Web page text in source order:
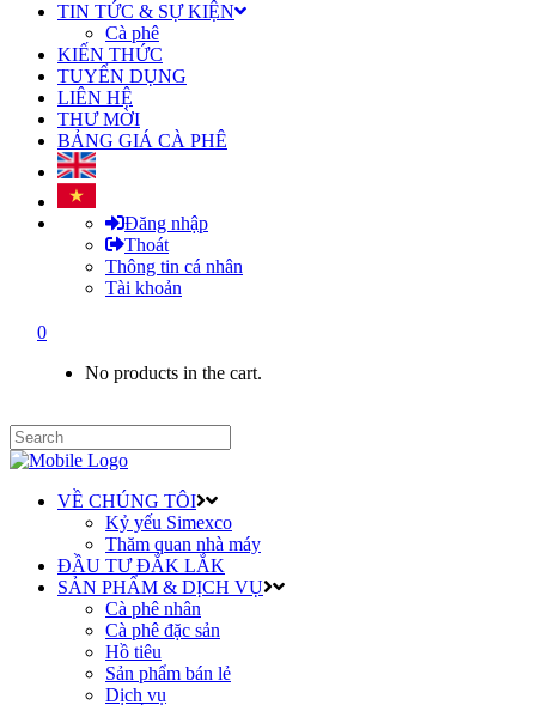
TIN TỨC & SỰ KIỆN
Cà phê
KIẾN THỨC
TUYỂN DỤNG
LIÊN HỆ
THƯ MỜI
BẢNG GIÁ CÀ PHÊ
Đăng nhập
Thoát
Thông tin cá nhân
Tài khoản
0
No products in the cart.
VỀ CHÚNG TÔI
Kỷ yếu Simexco
Thăm quan nhà máy
ĐẦU TƯ ĐẮK LẮK
SẢN PHẨM & DỊCH VỤ
Cà phê nhân
Cà phê đặc sản
Hồ tiêu
Sản phẩm bán lẻ
Dịch vụ